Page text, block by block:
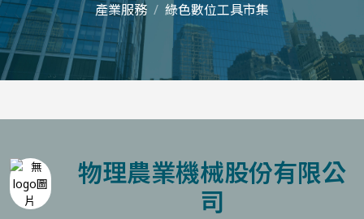
產業服務 綠色數位工具市集
物理農業機械股份有限公
司